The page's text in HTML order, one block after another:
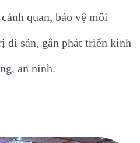
quan, bảo vệ môi
di sản, gắn phát triển kinh
an ninh.